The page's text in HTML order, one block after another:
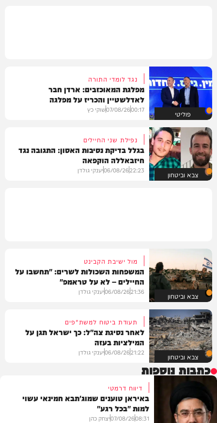
פוליטי
נגד לומדי התורה
מפלגת המאוכזבים: ארדן חבר
לאדלשטיין והכריז על מפלגה
00:17
07/08/26שוקי כץ
צבא וביטחון
נפילת שני החיילים
בגלל בדיקת נסיבות האסון: התגובה נגד
חיזבאללה הוקפאה
22:23
06/08/26יענקי גולדן
צבא וביטחון
מול ישיבת הקבינט
המשפחות השכולות לשרים: "תחשבו על
החיילים – לא על טראמפ"
21:36
06/08/26יענקי גולדן
צבא וביטחון
תעודת ביטוח למשת"פים
לאחר נסיגת צה"ל: כך ישראל תגן על
המילציות בעזה
21:22
06/08/26יענקי גולדן
כתבות נוספות
דיווח דרמטי
באיראן טוענים שמוג'תבא חמינאי עשוי
למות "בכל רגע"
08:31
07/08/26יצחק כהן